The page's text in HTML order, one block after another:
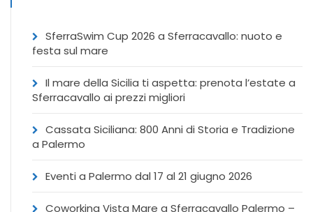
SferraSwim Cup 2026 a Sferracavallo: nuoto e
festa sul mare
Il mare della Sicilia ti aspetta: prenota l’estate a
Sferracavallo ai prezzi migliori
Cassata Siciliana: 800 Anni di Storia e Tradizione
a Palermo
Eventi a Palermo dal 17 al 21 giugno 2026
Coworking Vista Mare a Sferracavallo Palermo –